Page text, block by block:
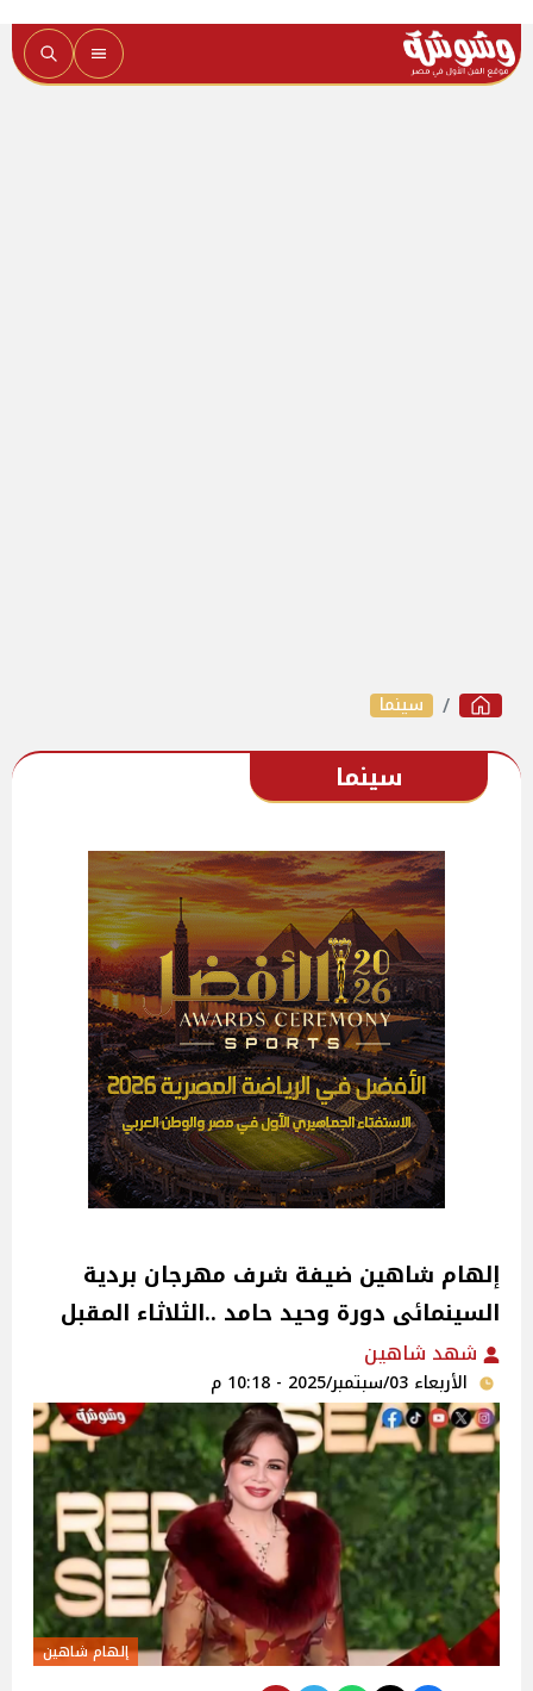
سينما
سينما
إلهام شاهين ضيفة شرف مهرجان بردية
السينمائى دورة وحيد حامد ..الثلاثاء المقبل
شهد شاهين
الأربعاء 03/سبتمبر/2025 - 10:18 م
إلهام شاهين